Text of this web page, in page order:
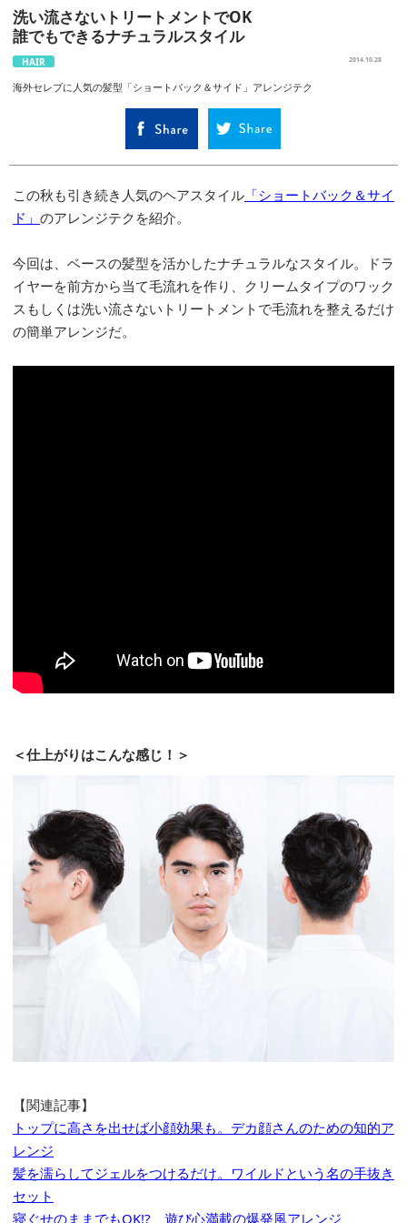
洗い流さないトリートメントでOK
誰でもできるナチュラルスタイル
HAIR 2014.10.28
海外セレブに人気の髪型「ショートバック＆サイド」アレンジテク
この秋も引き続き人気のヘアスタイル 「ショートバック＆サイ
ド」 のアレンジテクを紹介。
今回は、ベースの髪型を活かしたナチュラルなスタイル。ドラ
イヤーを前方から当て毛流れを作り、クリームタイプのワック
スもしくは洗い流さないトリートメントで毛流れを整えるだけ
の簡単アレンジだ。
＜仕上がりはこんな感じ！＞
【関連記事】
トップに高さを出せば小顔効果も。デカ顔さんのための知的ア
レンジ
髪を濡らしてジェルをつけるだけ。ワイルドという名の手抜き
セット
寝ぐせのままでもOK!? 遊び心満載の爆発風アレンジ